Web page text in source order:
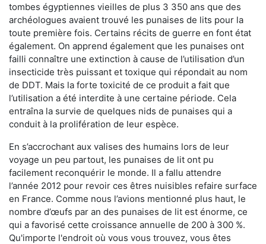
tombes égyptiennes vieilles de plus 3 350 ans que des
archéologues avaient trouvé les punaises de lits pour la
toute première fois. Certains récits de guerre en font état
également. On apprend également que les punaises ont
failli connaître une extinction à cause de l’utilisation d’un
insecticide très puissant et toxique qui répondait au nom
de DDT. Mais la forte toxicité de ce produit a fait que
l’utilisation a été interdite à une certaine période. Cela
entraîna la survie de quelques nids de punaises qui a
conduit à la prolifération de leur espèce.
En s’accrochant aux valises des humains lors de leur
voyage un peu partout, les punaises de lit ont pu
facilement reconquérir le monde. Il a fallu attendre
l’année 2012 pour revoir ces êtres nuisibles refaire surface
en France. Comme nous l’avions mentionné plus haut, le
nombre d’œufs par an des punaises de lit est énorme, ce
qui a favorisé cette croissance annuelle de 200 à 300 %.
Qu'importe l'endroit où vous vous trouvez, vous êtes